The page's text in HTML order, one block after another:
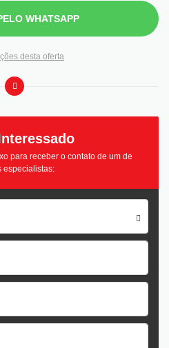
WHATSAPP
desta oferta
para receber o contato de um de
especialistas: